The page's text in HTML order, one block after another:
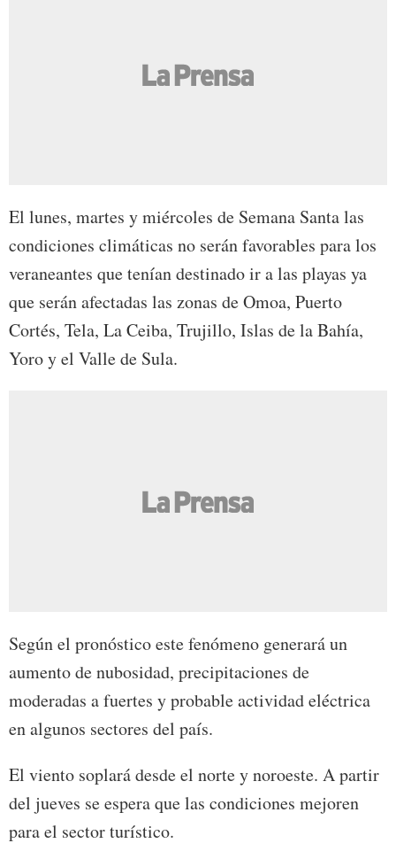
El lunes, martes y miércoles de Semana Santa las
condiciones climáticas no serán favorables para los
veraneantes que tenían destinado ir a las playas ya
que serán afectadas las zonas de Omoa, Puerto
Cortés, Tela, La Ceiba, Trujillo, Islas de la Bahía,
Yoro y el Valle de Sula.
Según el pronóstico este fenómeno generará un
aumento de nubosidad, precipitaciones de
moderadas a fuertes y probable actividad eléctrica
en algunos sectores del país.
El viento soplará desde el norte y noroeste. A partir
del jueves se espera que las condiciones mejoren
para el sector turístico.